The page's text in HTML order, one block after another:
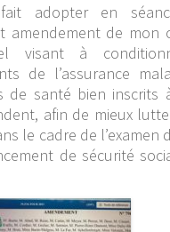
fait adopter en
amendement de mon
visant à
de l’assurance
de santé bien inscrits
afin de mieux
le cadre de l’examen
de sécurité